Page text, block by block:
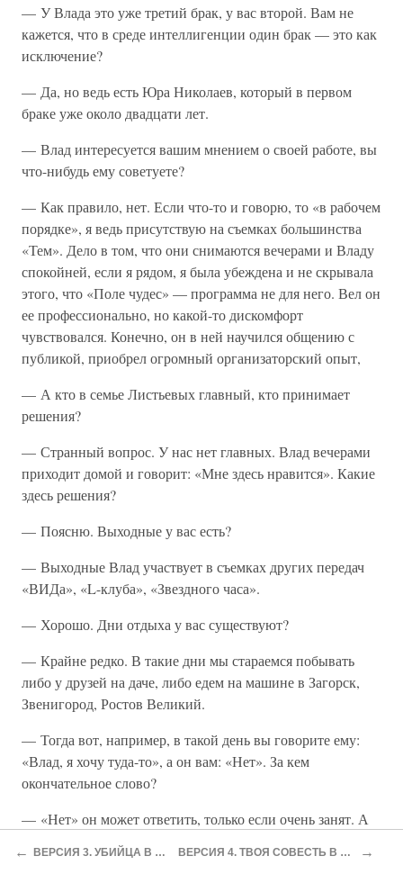
— У Влада это уже третий брак, у вас второй. Вам не
кажется, что в среде интеллигенции один брак — это как
исключение?
— Да, но ведь есть Юра Николаев, который в первом
браке уже около двадцати лет.
— Влад интересуется вашим мнением о своей работе, вы
что-нибудь ему советуете?
— Как правило, нет. Если что-то и говорю, то «в рабочем
порядке», я ведь присутствую на съемках большинства
«Тем». Дело в том, что они снимаются вечерами и Владу
спокойней, если я рядом, я была убеждена и не скрывала
этого, что «Поле чудес» — программа не для него. Вел он
ее профессионально, но какой-то дискомфорт
чувствовался. Конечно, он в ней научился общению с
публикой, приобрел огромный организаторский опыт,
— А кто в семье Листьевых главный, кто принимает
решения?
— Странный вопрос. У нас нет главных. Влад вечерами
приходит домой и говорит: «Мне здесь нравится». Какие
здесь решения?
— Поясню. Выходные у вас есть?
— Выходные Влад участвует в съемках других передач
«ВИДа», «L-клуба», «Звездного часа».
— Хорошо. Дни отдыха у вас существуют?
— Крайне редко. В такие дни мы стараемся побывать
либо у друзей на даче, либо едем на машине в Загорск,
Звенигород, Ростов Великий.
— Тогда вот, например, в такой день вы говорите ему:
«Влад, я хочу туда-то», а он вам: «Нет». За кем
окончательное слово?
— «Нет» он может ответить, только если очень занят. А
хотениями.
← ВЕРСИЯ 3. УБИЙЦА В ЮБКЕ ВЕРСИЯ 4. ТВОЯ СОВЕСТЬ В КРОВИ →